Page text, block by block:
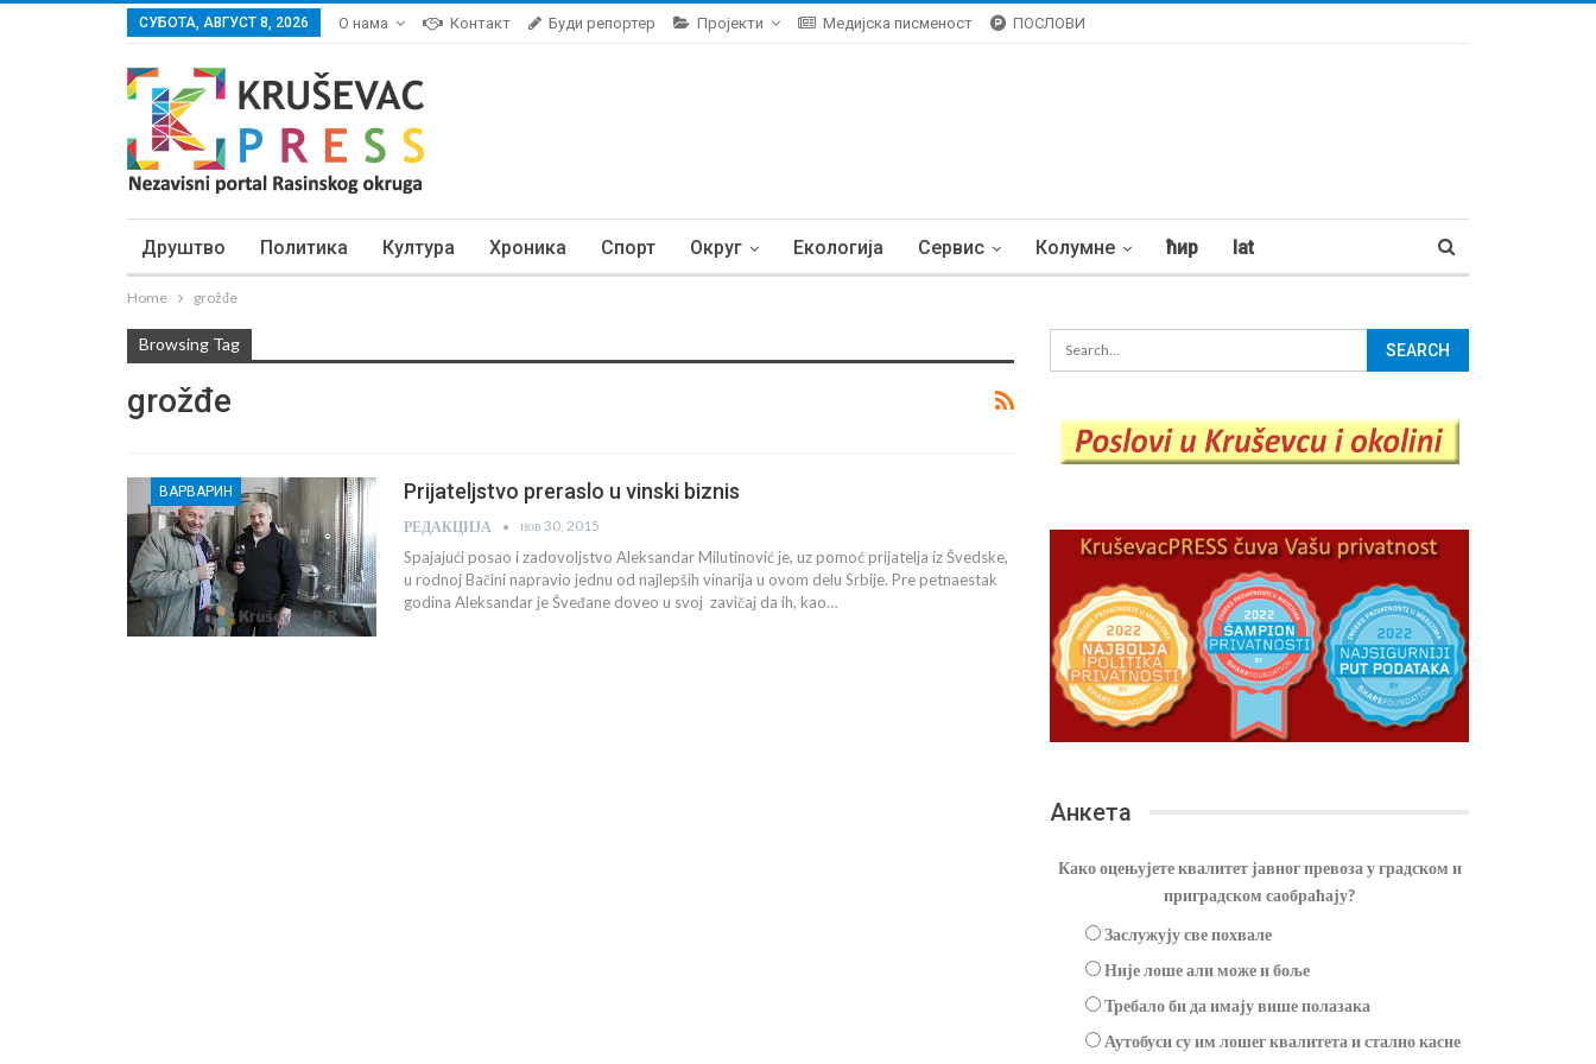
СУБОТА, АВГУСТ 8, 2026 О нама Контакт Буди репортер Пројекти Медијска писменост ПОСЛОВИ
Друштво Политика Култура Хроника Спорт Округ Екологија Сервис Колумне ћир lat
Home grožđe
Browsing Tag
grožđe
ВАРВАРИН Prijateljstvo preraslo u vinski biznis
РЕДАКЦИЈА нов 30, 2015
Spajajući posao i zadovoljstvo Aleksandar Milutinović je, uz pomoć prijatelja iz Švedske,
u rodnoj Bačini napravio jednu od najlepših vinarija u ovom delu Srbije. Pre petnaestak
godina Aleksandar je Šveđane doveo u svoj zavičaj da ih, kao…
Анкета
Како оцењујете квалитет јавног превоза у градском и
приградском саобраћају?
Заслужују све похвале
Није лоше али може и боље
Требало би да имају више полазака
Аутобуси су им лошег квалитета и стално касне